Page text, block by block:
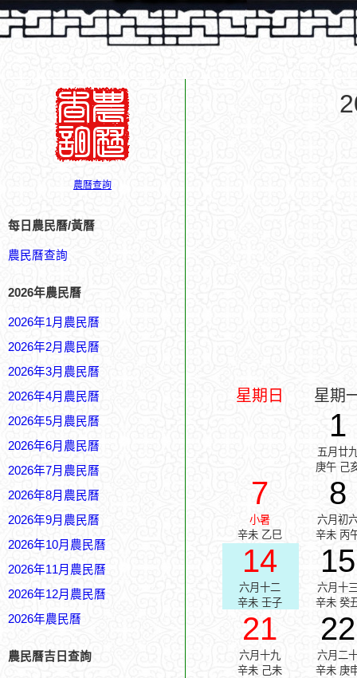
農曆查詢
每日農民曆/黃曆
農民曆查詢
2026年農民曆
2026年1月農民曆
2026年2月農民曆
2026年3月農民曆
2026年4月農民曆
2026年5月農民曆
2026年6月農民曆
2026年7月農民曆
2026年8月農民曆
2026年9月農民曆
2026年10月農民曆
2026年11月農民曆
2026年12月農民曆
2026年農民曆
農民曆吉日查詢
星期日 星期
1
五月廿
庚午 己
7
小暑
辛未 乙巳
8
六月初
辛未 丙
14
六月十二
辛未 壬子
15
六月十
辛未 癸
21
六月十九
辛未 己未
22
六月二
辛未 庚